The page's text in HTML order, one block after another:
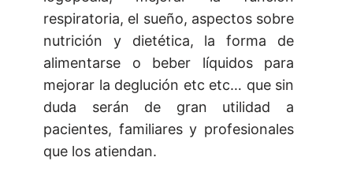
respiratoria, el sueño, aspectos sobre
nutrición y dietética, la forma de
alimentarse o beber líquidos para
mejorar la deglución etc etc… que sin
duda serán de gran utilidad a
pacientes, familiares y profesionales
que los atiendan.